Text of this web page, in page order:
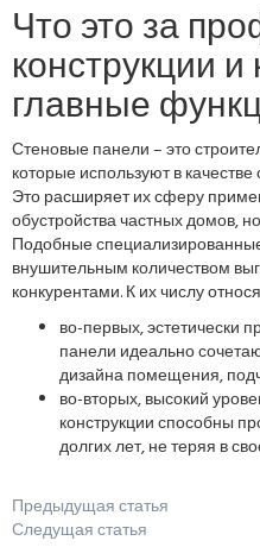
Что это за
конструкции и
главные
Стеновые панели – это
которые используют в
Это расширяет их сферу
обустройства частных домов,
Подобные
внушительным количеством
конкурентами. К их числу
во-первых, эстетически
панели идеально
дизайна помещения,
во-вторых, высокий
конструкции способны
долгих лет, не теряя в
Предыдущая статья
Следущая статья